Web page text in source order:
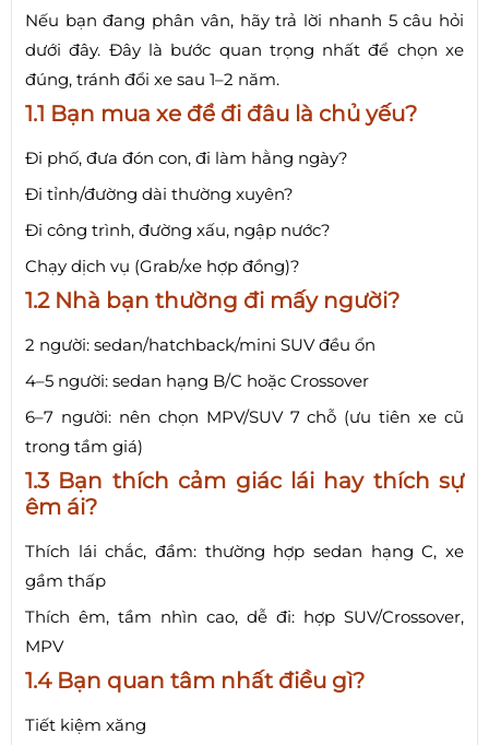
Nếu bạn đang phân vân, hãy trả lời nhanh 5 câu hỏi
dưới đây. Đây là bước quan trọng nhất để chọn xe
đúng, tránh đổi xe sau 1–2 năm.
1.1 Bạn mua xe để đi đâu là chủ yếu?
Đi phố, đưa đón con, đi làm hằng ngày?
Đi tỉnh/đường dài thường xuyên?
Đi công trình, đường xấu, ngập nước?
Chạy dịch vụ (Grab/xe hợp đồng)?
1.2 Nhà bạn thường đi mấy người?
2 người: sedan/hatchback/mini SUV đều ổn
4–5 người: sedan hạng B/C hoặc Crossover
6–7 người: nên chọn MPV/SUV 7 chỗ (ưu tiên xe cũ
trong tầm giá)
1.3 Bạn thích cảm giác lái hay thích sự
êm ái?
Thích lái chắc, đầm: thường hợp sedan hạng C, xe
gầm thấp
Thích êm, tầm nhìn cao, dễ đi: hợp SUV/Crossover,
MPV
1.4 Bạn quan tâm nhất điều gì?
Tiết kiệm xăng